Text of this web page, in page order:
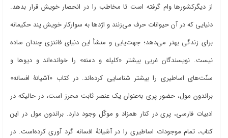
از دیگرکشورها وام گرفته است تا مخاطب را در انحصار خویش قرار بدهد.
دنیایی که در آن حیوانات حرف میزنند و اژدها به سوارکار خویش پند حکیمانه
برای زندگی بهتر میدهد؛ جهتیابی و منشأ این دنیای فانتزی چندان ساده
نیست. نویسندگان غربی بیشتر «کلیله و دمنه» را خواندهاند و دیوها و
سنّتهای اساطیری را بیشتر شناسایی کردهاند. در کتاب «آشیانۀ افسانه»
براندون مول، حضور پری بهعنوان یک عنصر ثابت محرز است، در حالیکه در
ادبیات فارسی، پری در کنار همزاد و موکّل وجود دارد. براندون مول در این
کتاب، تمام موجودات اساطیری را در آشیانۀ افسانه گرد آوری کردهاست. در